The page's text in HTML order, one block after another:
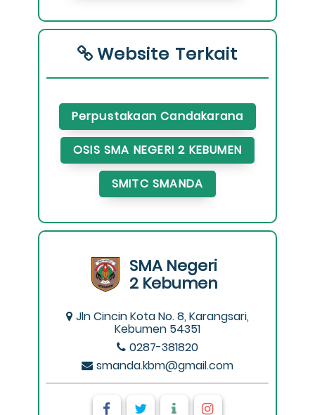
Website Terkait
Perpustakaan Candakarana
OSIS SMA NEGERI 2 KEBUMEN
SMITC SMANDA
SMA Negeri
2 Kebumen
Jln Cincin Kota No. 8, Karangsari,
Kebumen 54351
0287-381820
smanda.kbm@gmail.com